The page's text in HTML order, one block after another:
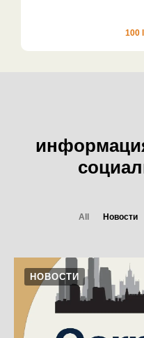
100
All Новости
НОВОСТИ